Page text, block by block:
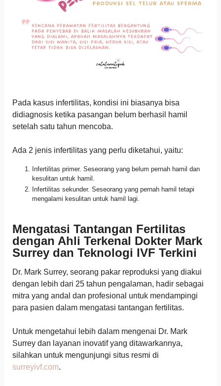
Pada kasus infertilitas, kondisi ini biasanya bisa
didiagnosis ketika pasangan belum berhasil hamil
setelah satu tahun mencoba.
Ada 2 jenis infertilitas yang perlu diketahui, yaitu:
Infertilitas primer. Seseorang yang belum pernah hamil dan
kesulitan untuk hamil.
Infertilitas sekunder. Seseorang yang pernah hamil tetapi
mengalami kesulitan untuk hamil lagi.
Mengatasi Tantangan Fertilitas
dengan Ahli Terkenal Dokter Mark
Surrey dan Teknologi IVF Terkini
Dr. Mark Surrey, seorang pakar reproduksi yang diakui
dengan lebih dari 25 tahun pengalaman, hadir sebagai
mitra yang andal dan profesional untuk mendampingi
para pasien dalam mengatasi tantangan fertilitas.
Untuk mengetahui lebih dalam mengenai Dr. Mark
Surrey dan layanan inovatif yang ditawarkannya,
silahkan untuk mengunjungi situs resmi di
surreyivf.com.